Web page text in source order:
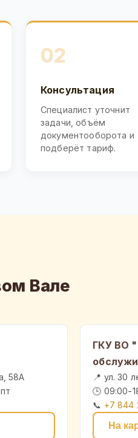
02
Консультация
Специалист уточнит
задачи, объём
документооборота и
подберёт тариф.
Вале
58А
ГКУ ВО
📍 ул. 30
🕒 09:00-
📞 +7 844
На